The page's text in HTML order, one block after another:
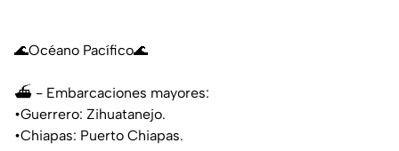
🌊Océano Pacífico🌊
⛴️ - Embarcaciones mayores:
•Guerrero: Zihuatanejo.
•Chiapas: Puerto Chiapas.